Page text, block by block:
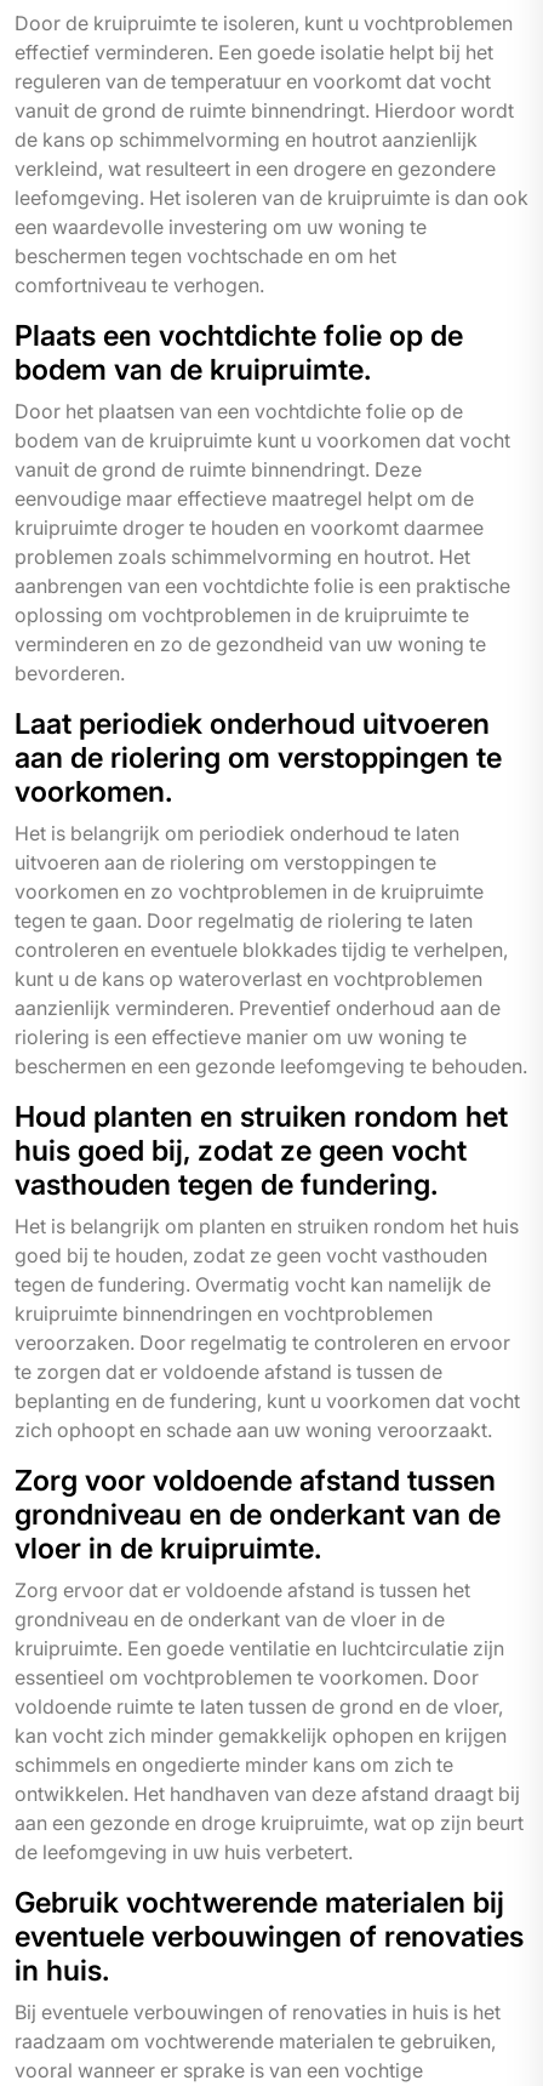
Door de kruipruimte te isoleren, kunt u vochtproblemen
effectief verminderen. Een goede isolatie helpt bij het
reguleren van de temperatuur en voorkomt dat vocht
vanuit de grond de ruimte binnendringt. Hierdoor wordt
de kans op schimmelvorming en houtrot aanzienlijk
verkleind, wat resulteert in een drogere en gezondere
leefomgeving. Het isoleren van de kruipruimte is dan ook
een waardevolle investering om uw woning te
beschermen tegen vochtschade en om het
comfortniveau te verhogen.
Plaats een vochtdichte folie op de
bodem van de kruipruimte.
Door het plaatsen van een vochtdichte folie op de
bodem van de kruipruimte kunt u voorkomen dat vocht
vanuit de grond de ruimte binnendringt. Deze
eenvoudige maar effectieve maatregel helpt om de
kruipruimte droger te houden en voorkomt daarmee
problemen zoals schimmelvorming en houtrot. Het
aanbrengen van een vochtdichte folie is een praktische
oplossing om vochtproblemen in de kruipruimte te
verminderen en zo de gezondheid van uw woning te
bevorderen.
Laat periodiek onderhoud uitvoeren
aan de riolering om verstoppingen te
voorkomen.
Het is belangrijk om periodiek onderhoud te laten
uitvoeren aan de riolering om verstoppingen te
voorkomen en zo vochtproblemen in de kruipruimte
tegen te gaan. Door regelmatig de riolering te laten
controleren en eventuele blokkades tijdig te verhelpen,
kunt u de kans op wateroverlast en vochtproblemen
aanzienlijk verminderen. Preventief onderhoud aan de
riolering is een effectieve manier om uw woning te
beschermen en een gezonde leefomgeving te behouden.
Houd planten en struiken rondom het
huis goed bij, zodat ze geen vocht
vasthouden tegen de fundering.
Het is belangrijk om planten en struiken rondom het huis
goed bij te houden, zodat ze geen vocht vasthouden
tegen de fundering. Overmatig vocht kan namelijk de
kruipruimte binnendringen en vochtproblemen
veroorzaken. Door regelmatig te controleren en ervoor
te zorgen dat er voldoende afstand is tussen de
beplanting en de fundering, kunt u voorkomen dat vocht
zich ophoopt en schade aan uw woning veroorzaakt.
Zorg voor voldoende afstand tussen
grondniveau en de onderkant van de
vloer in de kruipruimte.
Zorg ervoor dat er voldoende afstand is tussen het
grondniveau en de onderkant van de vloer in de
kruipruimte. Een goede ventilatie en luchtcirculatie zijn
essentieel om vochtproblemen te voorkomen. Door
voldoende ruimte te laten tussen de grond en de vloer,
kan vocht zich minder gemakkelijk ophopen en krijgen
schimmels en ongedierte minder kans om zich te
ontwikkelen. Het handhaven van deze afstand draagt bij
aan een gezonde en droge kruipruimte, wat op zijn beurt
de leefomgeving in uw huis verbetert.
Gebruik vochtwerende materialen bij
eventuele verbouwingen of renovaties
in huis.
Bij eventuele verbouwingen of renovaties in huis is het
raadzaam om vochtwerende materialen te gebruiken,
vooral wanneer er sprake is van een vochtige